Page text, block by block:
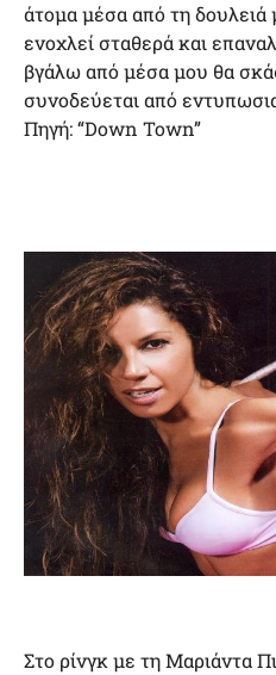
άτομα μέσα από τη δουλειά
ενοχλεί σταθερά και
βγάλω από μέσα μου θα
συνοδεύεται από
Πηγή: “Down Town”
Στο ρίνγκ με τη Μαριάντα